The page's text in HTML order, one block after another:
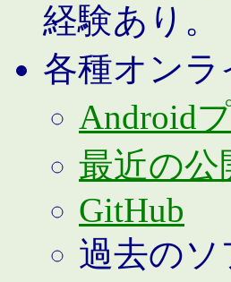
経験あり。
各種オン
Android
最近の公
GitHub
過去のソ